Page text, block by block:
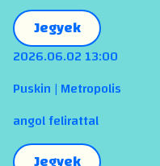
Jegyek
2026.06.02 13:00
Puskin | Metropolis
angol felirattal